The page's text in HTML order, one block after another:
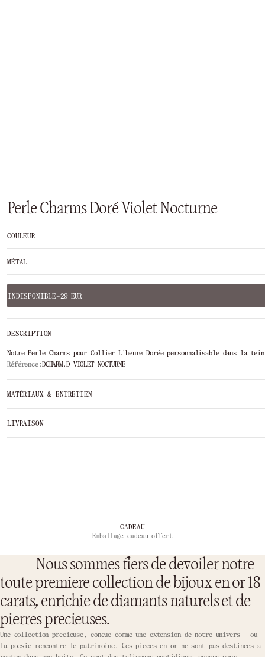
Perle Charms Doré Violet Nocturne
COULEUR
MÉTAL
INDISPONIBLE–29 EUR
DESCRIPTION
Notre Perle Charms pour Collier L'heure Dorée personnalisable dans la
Référence:DCHARM.D_VIOLET_NOCTURNE
MATÉRIAUX & ENTRETIEN
LIVRAISON
LIVRAISON OFFERTE
En Europe pour les commandes de 200 EUR
Nous sommes fiers de devoiler notre
toute premiere collection de bijoux en or 18
carats, enrichie de diamants naturels et de
pierres precieuses.
Une collection precieuse, concue comme une extension de notre univers — ou
la poesie rencontre le patrimoine. Ces pieces en or ne sont pas destinees a